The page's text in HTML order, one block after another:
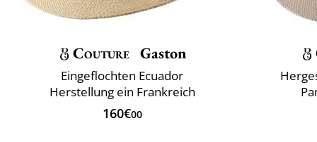
Couture Gaston
Eingeflochten Ecuador
Herstellung ein Frankreich
160€00